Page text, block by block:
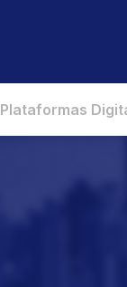
Plataformas